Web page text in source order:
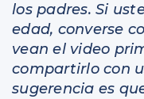
los padres. Si
edad, converse
vean el video
compartirlo con
sugerencia es